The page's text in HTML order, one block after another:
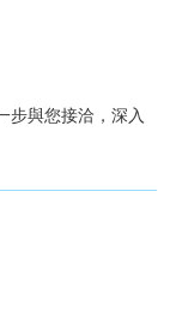
步與您接洽，深入